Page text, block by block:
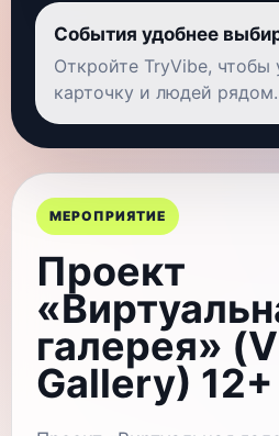
МЕРОПРИЯТИЕ
Проект
галерея»
Gallery) 12+
События удобнее
Откройте TryVibe, чтобы
карточку и людей рядом.